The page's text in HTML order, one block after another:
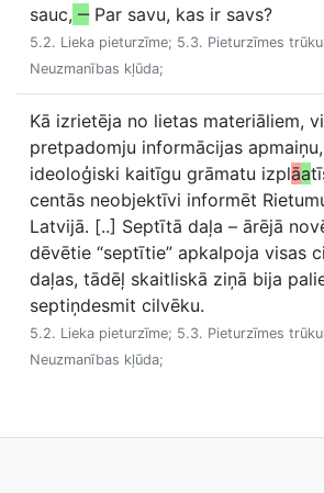
sauc, ‒Par savu, kas ir savs?
5.2. Lieka pieturzīme; 5.3. Pieturzīmes
Neuzmanības kļūda;
Kā izrietēja no lietas materiāliem,
pretpadomju informācijas
ideoloģiski kaitīgu grāmatu izplāa
centās neobjektīvi informēt
Latvijā. [..] Septītā daļa – ārējā
dēvētie “septītie” apkalpoja visas
daļas, tādēļ skaitliskā ziņā bija
septiņdesmit cilvēku.
5.2. Lieka pieturzīme; 5.3. Pieturzīmes
Neuzmanības kļūda;